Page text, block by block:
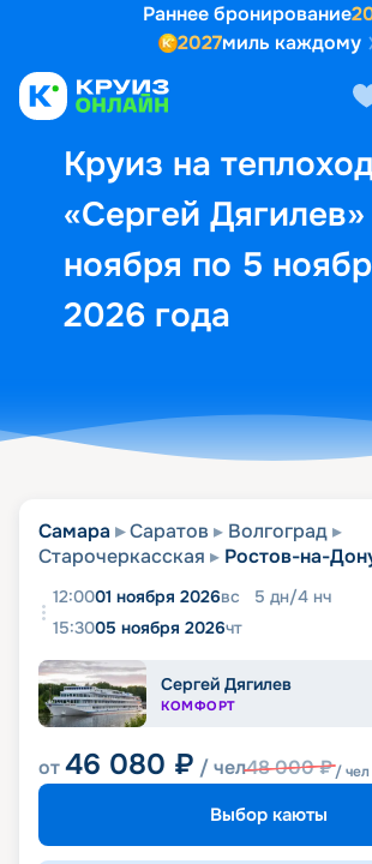
Раннее бронирование
2027миль каждому
Круиз на
«Сергей Дягилев»
ноября по 5
2026 года
Выбор кают
Самара Саратов
Волгоград
Старочеркасская
Ростов-на-
12:0001 ноября 2026вс 5 дн/4 нч
15:3005 ноября 2026чт
Сергей Дягилев
КОМФОРТ
от46 080 ₽ / чел48 000₽/ чел
Выбор каюты